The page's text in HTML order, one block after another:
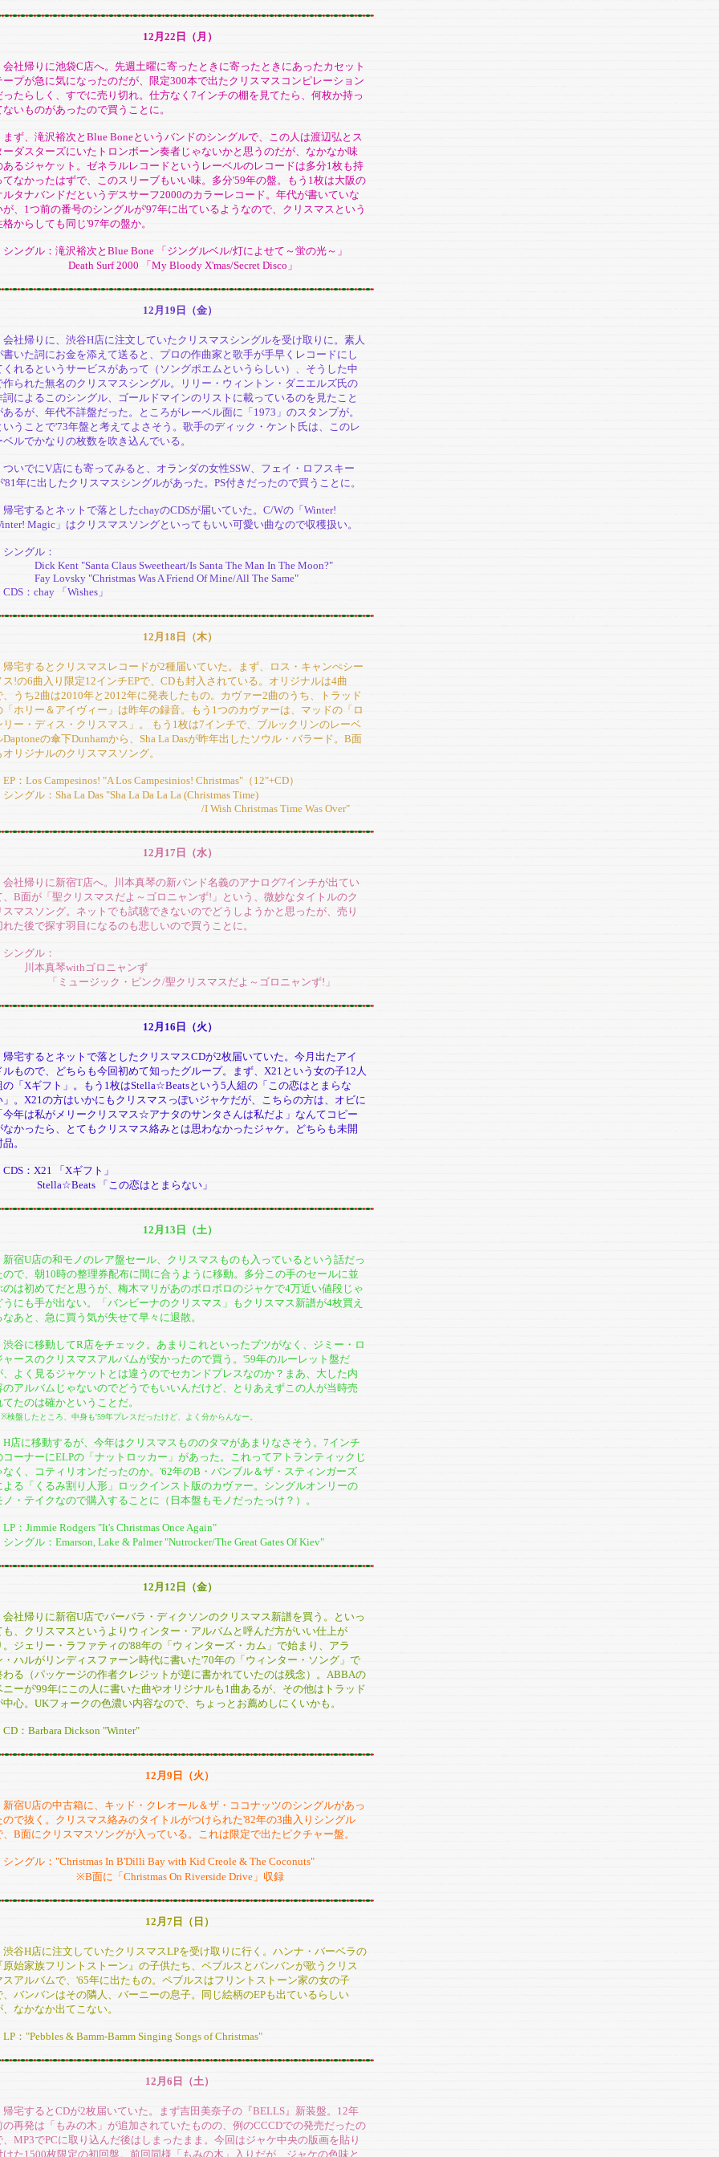
12月22日（月）
社帰りに池袋C店へ。先週土曜に寄ったときに寄ったときにあったカセット
ープが急に気になったのだが、限定300本で出たクリスマスコンピレーション
ったらしく、すでに売り切れ。仕方なく7インチの棚を見てたら、何枚か持っ
ないものがあったので買うことに。
ず、滝沢裕次とBlue Boneというバンドのシングルで、この人は渡辺弘とス
ーダスターズにいたトロンボーン奏者じゃないかと思うのだが、なかなか味
あるジャケット。ゼネラルレコードというレーベルのレコードは多分1枚も持
てなかったはずで、このスリーブもいい味。多分'59年の盤。もう1枚は大阪の
ルタナバンドだというデスサーフ2000のカラーレコード。年代が書いていな
が、1つ前の番号のシングルが'97年に出ているようなので、クリスマスという
格からしても同じ'97年の盤か。
ングル：滝沢裕次とBlue Bone 「ジングルベル/灯によせて～蛍の光～」
Surf 2000 「My Bloody X'mas/Secret Disco」
12月19日（金）
社帰りに、渋谷H店に注文していたクリスマスシングルを受け取りに。素人
書いた詞にお金を添えて送ると、プロの作曲家と歌手が手早くレコードにし
くれるというサービスがあって（ソングポエムというらしい）、そうした中
作られた無名のクリスマスシングル。リリー・ウィントン・ダニエルズ氏の
詞によるこのシングル、ゴールドマインのリストに載っているのを見たこと
あるが、年代不詳盤だった。ところがレーベル面に「1973」のスタンプが。
いうことで'73年盤と考えてよさそう。歌手のディック・ケント氏は、このレ
ベルでかなりの枚数を吹き込んでいる。
いでにV店にも寄ってみると、オランダの女性SSW、フェイ・ロフスキー
'81年に出したクリスマスシングルがあった。PS付きだったので買うことに。
宅するとネットで落としたchayのCDSが届いていた。C/Wの「Winter!
Magic」はクリスマスソングといってもいい可愛い曲なので収穫扱い。
ングル：
Kent "Santa Claus Sweetheart/Is Santa The Man In The Moon?"
Lovsky "Christmas Was A Friend Of Mine/All The Same"
：chay 「Wishes」
12月18日（木）
宅するとクリスマスレコードが2種届いていた。まず、ロス・キャンぺシー
ス!の6曲入り限定12インチEPで、CDも封入されている。オリジナルは4曲
、うち2曲は2010年と2012年に発表したもの。カヴァー2曲のうち、トラッド
「ホリー＆アイヴィー」は昨年の録音。もう1つのカヴァーは、マッドの「ロ
リー・ディス・クリスマス」。 もう1枚は7インチで、ブルックリンのレーベ
Daptoneの傘下Dunhamから、Sha La Dasが昨年出したソウル・バラード。B面
オリジナルのクリスマスソング。
：Los Campesinos! "A Los Campesinios! Christmas"（12"+CD）
ングル：Sha La Das "Sha La Da La La (Christmas Time)
Wish Christmas Time Was Over"
12月17日（水）
社帰りに新宿T店へ。川本真琴の新バンド名義のアナログ7インチが出てい
、B面が「聖クリスマスだよ～ゴロニャンず!」という、微妙なタイトルのク
スマスソング。ネットでも試聴できないのでどうしようかと思ったが、売り
れた後で探す羽目になるのも悲しいので買うことに。
ングル：
本真琴withゴロニャンず
ミュージック・ピンク/聖クリスマスだよ～ゴロニャンず!」
12月16日（火）
帰宅するとネットで落としたクリスマスCDが2枚届いていた。今月出たアイ
ルもので、どちらも今回初めて知ったグループ。まず、X21という女の子12人
の「Xギフト」。もう1枚はStella☆Beatsという5人組の「この恋はとまらな
」。X21の方はいかにもクリスマスっぽいジャケだが、こちらの方は、オビに
今年は私がメリークリスマス☆アナタのサンタさんは私だよ」なんてコピー
なかったら、とてもクリスマス絡みとは思わなかったジャケ。どちらも未開
。
：X21 「Xギフト」
「この恋はとまらない」
12月13日（土）
宿U店の和モノのレア盤セール、クリスマスものも入っているという話だっ
ので、朝10時の整理券配布に間に合うように移動。多分この手のセールに並
のは初めてだと思うが、梅木マリがあのボロボロのジャケで4万近い値段じゃ
うにも手が出ない。「バンビーナのクリスマス」もクリスマス新譜が4枚買え
なあと、急に買う気が失せて早々に退散。
谷に移動してR店をチェック。あまりこれといったブツがなく、ジミー・ロ
ャースのクリスマスアルバムが安かったので買う。'59年のルーレット盤だ
、よく見るジャケットとは違うのでセカンドプレスなのか？まあ、大した内
のアルバムじゃないのでどうでもいいんだけど、とりあえずこの人が当時売
てたのは確かということだ。
盤したところ、中身も'59年プレスだったけど、よく分からんなー。
に移動するが、今年はクリスマスもののタマがあまりなさそう。7インチ
コーナーにELPの「ナットロッカー」があった。これってアトランティックじ
なく、コティリオンだったのか。'62年のB・バンブル＆ザ・スティンガーズ
よる「くるみ割り人形」ロックインスト版のカヴァー。シングルオンリーの
ノ・テイクなので購入することに（日本盤もモノだったっけ？）。
：Jimmie Rodgers "It's Christmas Once Again"
ングル：Emarson, Lake & Palmer "Nutrocker/The Great Gates Of Kiev"
12月12日（金）
社帰りに新宿U店でバーバラ・ディクソンのクリスマス新譜を買う。といっ
も、クリスマスというよりウィンター・アルバムと呼んだ方がいい仕上が
。ジェリー・ラファティの'88年の「ウィンターズ・カム」で始まり、アラ
・ハルがリンディスファーン時代に書いた'70年の「ウィンター・ソング」で
わる（パッケージの作者クレジットが逆に書かれていたのは残念）。ABBAの
ニーが'99年にこの人に書いた曲やオリジナルも1曲あるが、その他はトラッド
中心。UKフォークの色濃い内容なので、ちょっとお薦めしにくいかも。
：Barbara Dickson "Winter"
12月9日（火）
新宿U店の中古箱に、キッド・クレオール＆ザ・ココナッツのシングルがあっ
ので抜く。クリスマス絡みのタイトルがつけられた'82年の3曲入りシングル
、B面にクリスマスソングが入っている。これは限定で出たピクチャー盤。
ングル："Christmas In B'Dilli Bay with Kid Creole & The Coconuts"
面に「Christmas On Riverside Drive」収録
12月7日（日）
谷H店に注文していたクリスマスLPを受け取りに行く。ハンナ・バーベラの
原始家族フリントストーン』の子供たち、ペブルスとバンバンが歌うクリス
スアルバムで、'65年に出たもの。ペブルスはフリントストーン家の女の子
、バンバンはその隣人、バーニーの息子。同じ絵柄のEPも出ているらしい
、なかなか出てこない。
："Pebbles & Bamm-Bamm Singing Songs of Christmas"
12月6日（土）
宅するとCDが2枚届いていた。まず吉田美奈子の『BELLS』新装盤。12年
の再発は「もみの木」が追加されていたものの、例のCCCDでの発売だったの
、MP3でPCに取り込んだ後はしまったまま。今回はジャケ中央の版画を貼り
けた1500枚限定の初回盤。前回同様「もみの木」入りだが、ジャケの色味と